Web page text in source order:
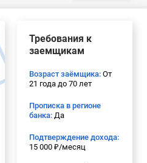
Требования к
заемщикам
Возраст заёмщика: От
21 года до 70 лет
Прописка в регионе
банка: Да
Подтверждение дохода:
15 000 ₽/месяц